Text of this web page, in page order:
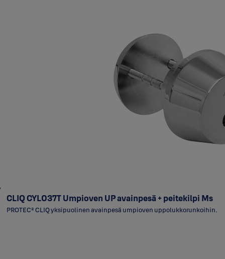
CLIQ CYL037T Umpioven UP avainpesä + peitekilpi Ms
PROTEC² CLIQ yksipuolinen avainpesä umpioven uppolukkorunkoihin.